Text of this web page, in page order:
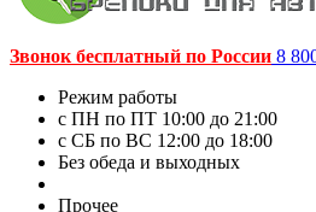
Звонок бесплатный по России 8
Режим работы
c ПН по ПТ 10:00 до 21:00
c СБ по ВС 12:00 до 18:00
Без обеда и выходных
Прочее